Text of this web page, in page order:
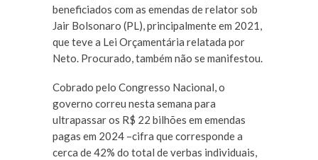
beneficiados com as emendas de relator sob
Jair Bolsonaro (PL), principalmente em 2021,
que teve a Lei Orçamentária relatada por
Neto. Procurado, também não se manifestou.
Cobrado pelo Congresso Nacional, o
governo correu nesta semana para
ultrapassar os R$ 22 bilhões em emendas
pagas em 2024 –cifra que corresponde a
cerca de 42% do total de verbas individuais,